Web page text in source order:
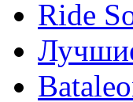
Ride